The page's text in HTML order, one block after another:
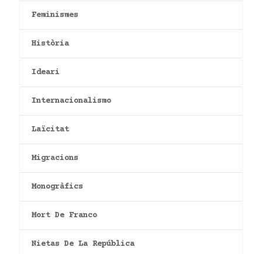
Feminismes
Història
Ideari
Internacionalismo
Laïcitat
Migracions
Monogràfics
Mort De Franco
Nietas De La República